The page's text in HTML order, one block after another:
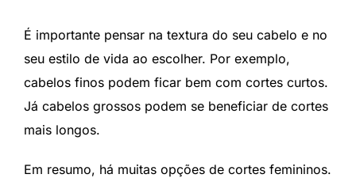
É importante pensar na textura do seu cabelo e no
seu estilo de vida ao escolher. Por exemplo,
cabelos finos podem ficar bem com cortes curtos.
Já cabelos grossos podem se beneficiar de cortes
mais longos.
Em resumo, há muitas opções de cortes femininos.